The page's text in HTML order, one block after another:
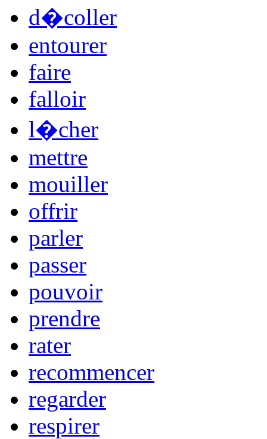
d�coller
entourer
faire
falloir
l�cher
mettre
mouiller
offrir
parler
passer
pouvoir
prendre
rater
recommencer
regarder
respirer